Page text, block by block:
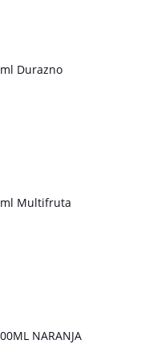
Durazno
Multifruta
NARANJA